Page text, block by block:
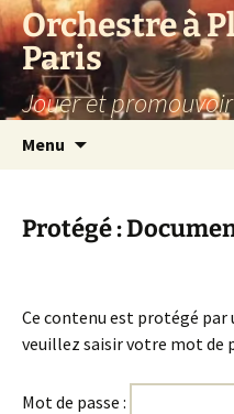
Aller
au
contenu
Orchestre à
Paris
Jouer et
Menu
Protégé :
Ce contenu est protégé par
veuillez saisir votre mot de
Mot de passe :